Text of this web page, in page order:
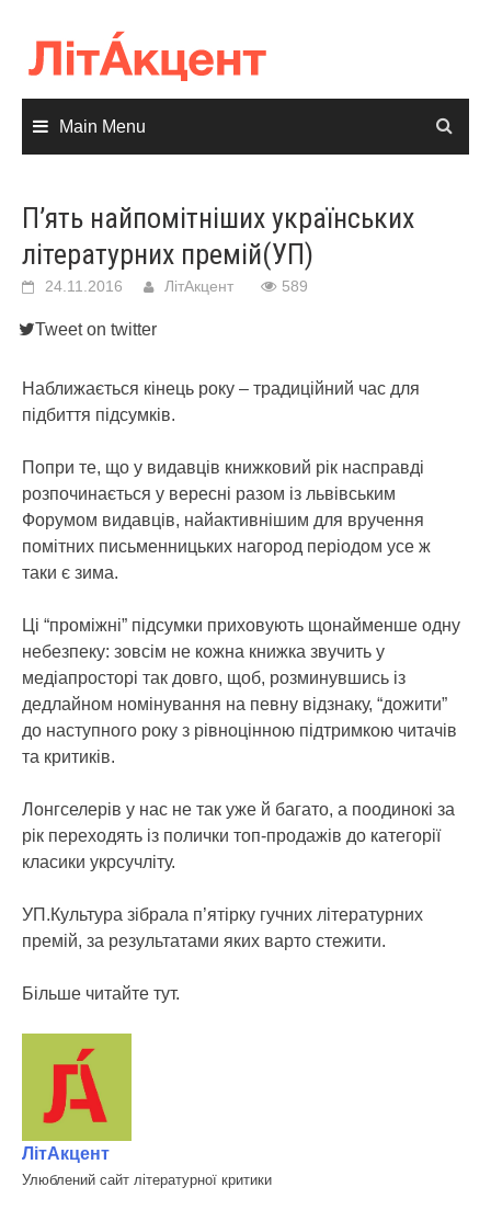
content
Main Menu
П’ять найпомітніших українських
літературних премій(УП)
24.11.2016 ЛітАкцент 589
Tweet on twitter
Наближається кінець року – традиційний час для
підбиття підсумків.
Попри те, що у видавців книжковий рік насправді
розпочинається у вересні разом із львівським
Форумом видавців, найактивнішим для вручення
помітних письменницьких нагород періодом усе ж
таки є зима.
Ці “проміжні” підсумки приховують щонайменше одну
небезпеку: зовсім не кожна книжка звучить у
медіапросторі так довго, щоб, розминувшись із
дедлайном номінування на певну відзнаку, “дожити”
до наступного року з рівноцінною підтримкою читачів
та критиків.
Лонгселерів у нас не так уже й багато, а поодинокі за
рік переходять із полички топ-продажів до категорії
класики укрсучліту.
УП.Культура зібрала п’ятірку гучних літературних
премій, за результатами яких варто стежити.
Більше читайте тут.
ЛітАкцент
Улюблений сайт літературної критики